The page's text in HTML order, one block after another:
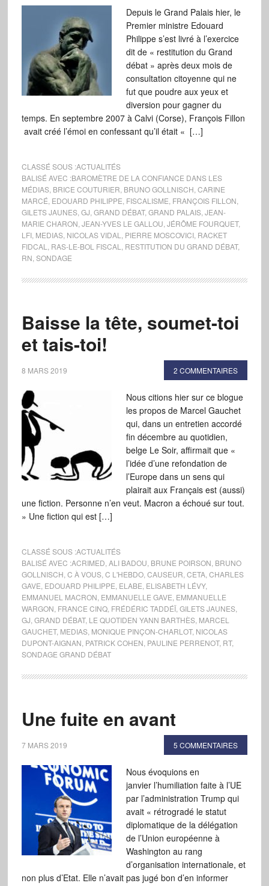
Depuis le Grand Palais hier, le
Premier ministre Edouard
Philippe s’est livré à l’exercice
dit de « restitution du Grand
débat » après deux mois de
consultation citoyenne qui ne
fut que poudre aux yeux et
diversion pour gagner du
temps. En septembre 2007 à Calvi (Corse), François Fillon
avait créé l’émoi en confessant qu’il était « […]
CLASSÉ SOUS :ACTUALITÉS
BALISÉ AVEC :BAROMÈTRE DE LA CONFIANCE DANS LES
MÉDIAS, BRICE COUTURIER BRUNO GOLLNISCH CARINE
MARCÉ EDOUARD PHILIPPE FISCALISME FRANÇOIS FILLON
GILETS JAUNES, GJ GRAND DÉBAT, GRAND PALAIS, JEAN-
MARIE CHARON JEAN-YVES LE GALLOU JÉRÔME FOURQUET,
LFI, MEDIAS, NICOLAS VIDAL PIERRE MOSCOVICI, RACKET
FIDCAL
RAS-LE-BOL FISCAL RESTITUTION DU GRAND DÉBAT,
RN SONDAGE
Baisse la tête, soumet-toi
et tais-toi!
8 MARS 2019 2 COMMENTAIRES
Nous citions hier sur ce blogue
les propos de Marcel Gauchet
qui, dans un entretien accordé
fin décembre au quotidien,
belge Le Soir, affirmait que «
l’idée d’une refondation de
l’Europe dans un sens qui
plairait aux Français est (aussi)
une fiction. Personne n’en veut. Macron a échoué sur tout.
» Une fiction qui est […]
CLASSÉ SOUS :ACTUALITÉS
BALISÉ AVEC :ACRIMED ALI BADOU BRUNE POIRSON BRUNO
GOLLNISCH C À VOUS, C L'HEBDO, CAUSEUR CETA, CHARLES
GAVE EDOUARD PHILIPPE ELABE ELISABETH LÉVY,
EMMANUEL MACRON EMMANUELLE GAVE EMMANUELLE
WARGON FRANCE CINQ, FRÉDÉRIC TADDÉÏ, GILETS JAUNES,
GJ GRAND DÉBAT, LE QUOTIDEN YANN BARTHÈS, MARCEL
GAUCHET, MEDIAS, MONIQUE PINÇON-CHARLOT, NICOLAS
DUPONT-AIGNAN PATRICK COHEN PAULINE PERRENOT, RT,
SONDAGE GRAND DÉBAT
Une fuite en avant
7 MARS 2019 5 COMMENTAIRES
Nous évoquions en
janvier l’humiliation faite à l’UE
par l’administration Trump qui
avait « rétrogradé le statut
diplomatique de la délégation
de l’Union européenne à
Washington au rang
d’organisation internationale, et
non plus d’Etat. Elle n’avait pas jugé bon d’en informer